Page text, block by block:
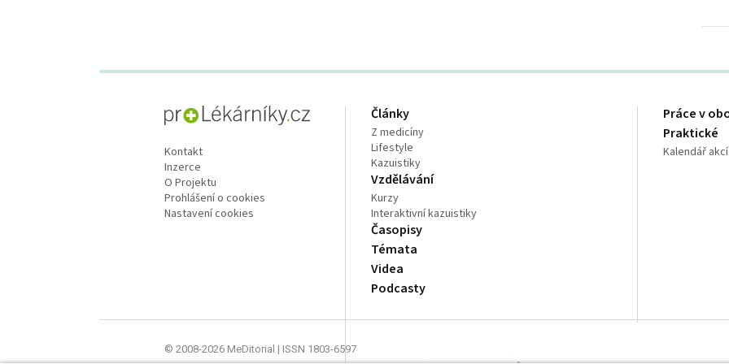
Kontakt
Inzerce
O Projektu
Prohlášení o cookies
Nastavení cookies
Články
Z medicíny
Lifestyle
Kazuistiky
Vzdělávání
Kurzy
Interaktivní kazuistiky
Časopisy
Témata
Videa
Podcasty
Práce v
Praktické
Kalendář akcí
© 2008-2026 MeDitorial | ISSN 1803-6597